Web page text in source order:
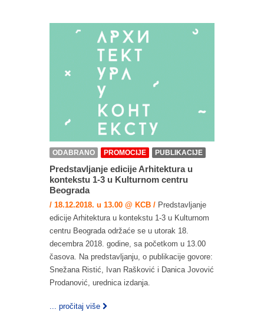
ODABRANO PROMOCIJE PUBLIKACIJE
Predstavljanje edicije Arhitektura u
kontekstu 1-3 u Kulturnom centru
Beograda
/ 18.12.2018. u 13.00 @ KCB / Predstavljanje
edicije Arhitektura u kontekstu 1-3 u Kulturnom
centru Beograda održaće se u utorak 18.
decembra 2018. godine, sa početkom u 13.00
časova. Na predstavljanju, o publikacije govore:
Snežana Ristić, Ivan Rašković i Danica Jovović
Prodanović, urednica izdanja.
... pročitaj više